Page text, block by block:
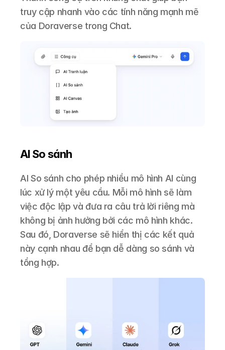
truy cập nhanh vào các tính năng mạnh mẽ
của Doraverse trong Chat.
AI So sánh
AI So sánh cho phép nhiều mô hình AI cùng
lúc xử lý một yêu cầu. Mỗi mô hình sẽ làm
việc độc lập và đưa ra câu trả lời riêng mà
không bị ảnh hưởng bởi các mô hình khác.
Sau đó, Doraverse sẽ hiển thị các kết quả
này cạnh nhau để bạn dễ dàng so sánh và
tổng hợp.